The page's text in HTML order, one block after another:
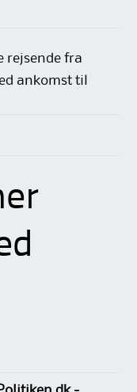
rejsende fra
ankomst til